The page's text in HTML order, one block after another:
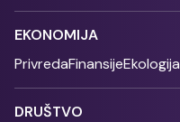
EKONOMIJA
PrivredaFinansijeEkologija
DRUŠTVO